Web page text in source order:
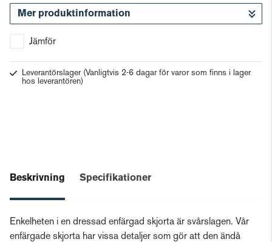
Mer produktinformation
Jämför
Leverantörslager (Vanligtvis 2-6 dagar för varor som finns i lager
hos leverantören)
Beskrivning Specifikationer
Enkelheten i en dressad enfärgad skjorta är svårslagen. Vår
enfärgade skjorta har vissa detaljer som gör att den ändå